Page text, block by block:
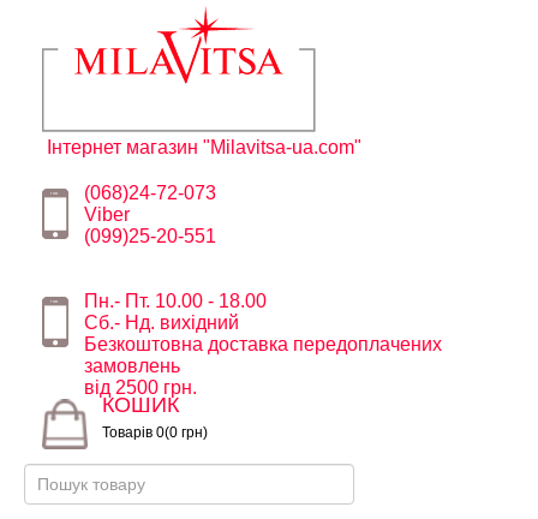
Інтернет магазин "Milavitsa-ua.com"
(068)24-72-073
Viber
(099)25-20-551
Пн.- Пт. 10.00 - 18.00
Сб.- Нд. вихідний
Безкоштовна доставка передоплачених
замовлень
від 2500 грн.
КОШИК
Товарів 0(0 грн)